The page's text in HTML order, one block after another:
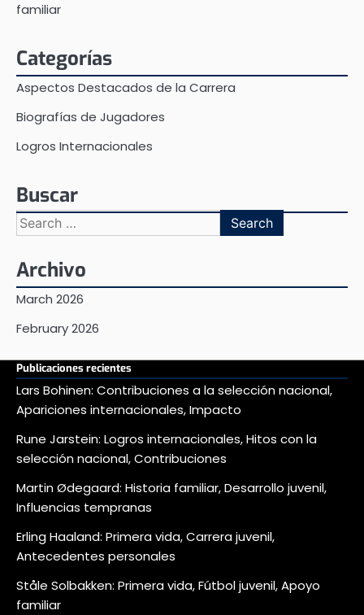
familiar
Categorías
Aspectos Destacados de la Carrera
Biografías de Jugadores
Logros Internacionales
Buscar
Search
for:
Archivo
March 2026
February 2026
Publicaciones recientes
Lars Bohinen: Contribuciones a la selección nacional,
Apariciones internacionales, Impacto
Rune Jarstein: Logros internacionales, Hitos con la
selección nacional, Contribuciones
Martin Ødegaard: Historia familiar, Desarrollo juvenil,
Influencias tempranas
Erling Haaland: Primera vida, Carrera juvenil,
Antecedentes personales
Ståle Solbakken: Primera vida, Fútbol juvenil, Apoyo
familiar